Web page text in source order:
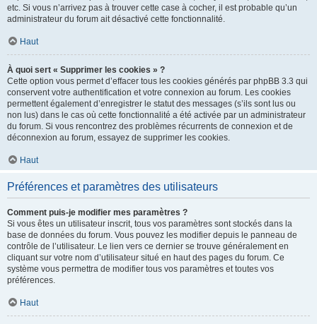
etc. Si vous n’arrivez pas à trouver cette case à cocher, il est probable qu’un
administrateur du forum ait désactivé cette fonctionnalité.
Haut
À quoi sert « Supprimer les cookies » ?
Cette option vous permet d’effacer tous les cookies générés par phpBB 3.3 qui
conservent votre authentification et votre connexion au forum. Les cookies
permettent également d’enregistrer le statut des messages (s’ils sont lus ou
non lus) dans le cas où cette fonctionnalité a été activée par un administrateur
du forum. Si vous rencontrez des problèmes récurrents de connexion et de
déconnexion au forum, essayez de supprimer les cookies.
Haut
Préférences et paramètres des utilisateurs
Comment puis-je modifier mes paramètres ?
Si vous êtes un utilisateur inscrit, tous vos paramètres sont stockés dans la
base de données du forum. Vous pouvez les modifier depuis le panneau de
contrôle de l’utilisateur. Le lien vers ce dernier se trouve généralement en
cliquant sur votre nom d’utilisateur situé en haut des pages du forum. Ce
système vous permettra de modifier tous vos paramètres et toutes vos
préférences.
Haut